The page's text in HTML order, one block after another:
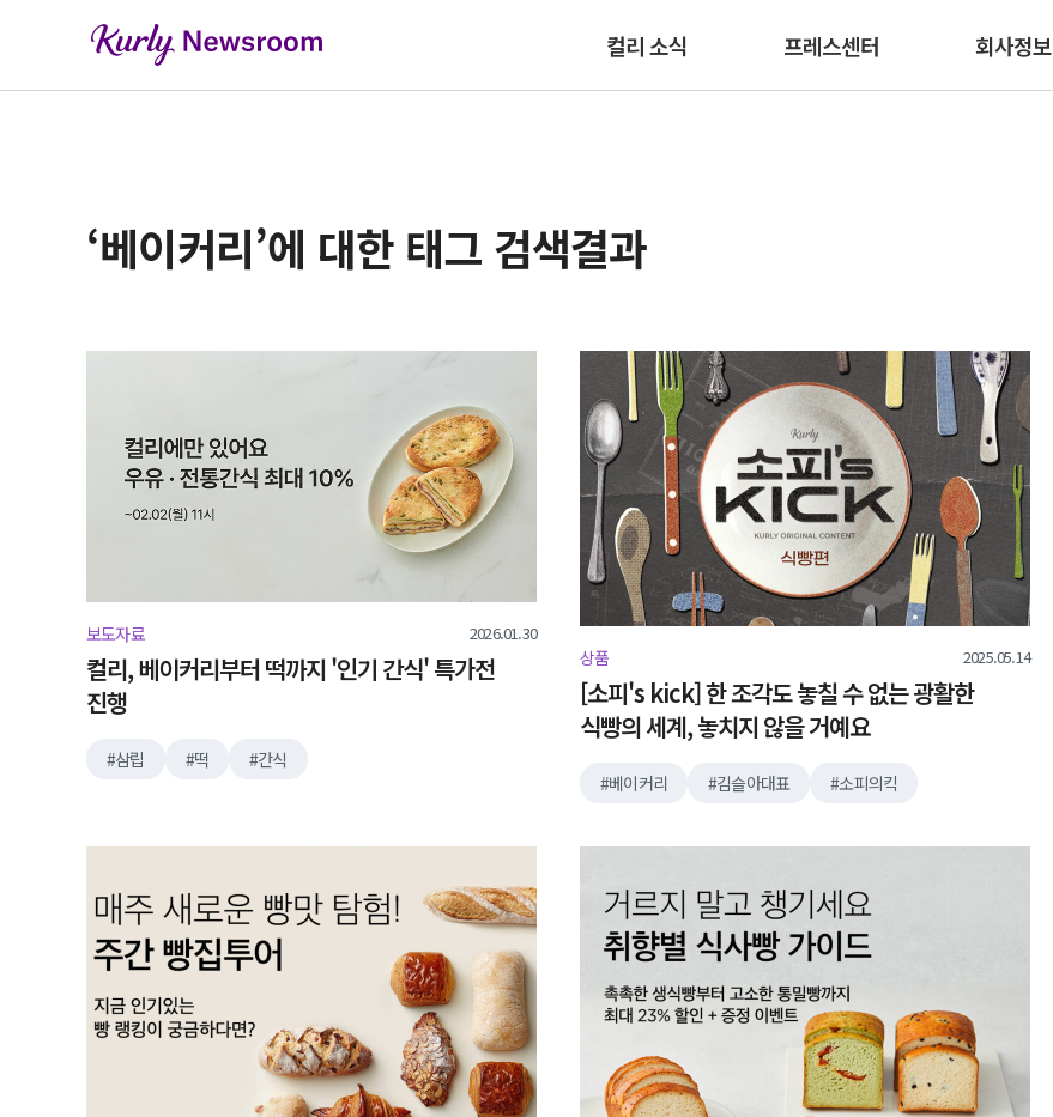
컬리 소식 프레스센터 회사정보
‘베이커리’에 대한 태그 검색결과
보도자료 2026.01.30
컬리, 베이커리부터 떡까지 '인기 간식' 특가전
진행
삼립 떡 간식
상품 2025.05.14
[소피's kick] 한 조각도 놓칠 수 없는 광활한
식빵의 세계, 놓치지 않을 거예요
베이커리 김슬아대표 소피의킥